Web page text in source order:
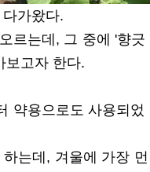
가왔다.
르는데, 그 중에 '향긋
보고자 한다.
약용으로도 사용되었
는데, 겨울에 가장 먼